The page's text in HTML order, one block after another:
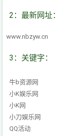
2：最新网址：
www.nbzyw.cn
3：关键字：
牛b资源网
小K娱乐网
小K网
小刀娱乐网
QQ活动